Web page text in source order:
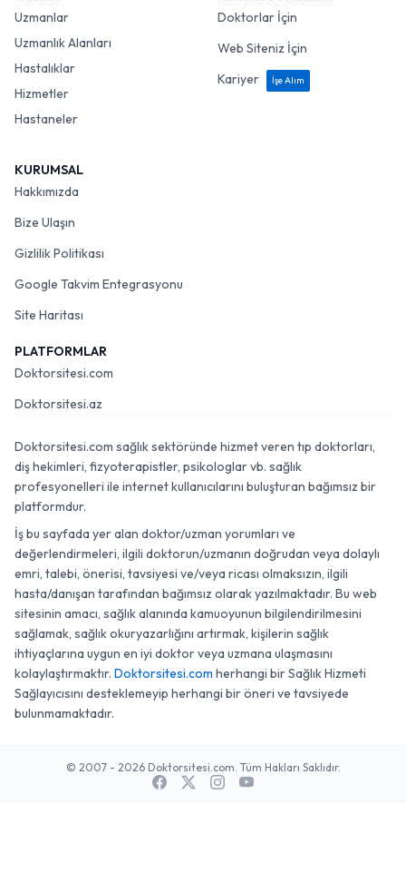
Uzmanlar
Uzmanlık Alanları
Hastalıklar
Hizmetler
Hastaneler
Doktorlar İçin
Web Siteniz İçin
Kariyer
İşe Alım
KURUMSAL
Hakkımızda
Bize Ulaşın
Gizlilik Politikası
Google Takvim Entegrasyonu
Site Haritası
PLATFORMLAR
Doktorsitesi.com
Doktorsitesi.az
Doktorsitesi.com sağlık sektöründe hizmet veren tıp doktorları,
diş hekimleri, fizyoterapistler, psikologlar vb. sağlık
profesyonelleri ile internet kullanıcılarını buluşturan bağımsız bir
platformdur.
İş bu sayfada yer alan doktor/uzman yorumları ve
değerlendirmeleri, ilgili doktorun/uzmanın doğrudan veya dolaylı
emri, talebi, önerisi, tavsiyesi ve/veya ricası olmaksızın, ilgili
hasta/danışan tarafından bağımsız olarak yazılmaktadır. Bu web
sitesinin amacı, sağlık alanında kamuoyunun bilgilendirilmesini
sağlamak, sağlık okuryazarlığını artırmak, kişilerin sağlık
ihtiyaçlarına uygun en iyi doktor veya uzmana ulaşmasını
kolaylaştırmaktır. Doktorsitesi.com herhangi bir Sağlık Hizmeti
Sağlayıcısını desteklemeyip herhangi bir öneri ve tavsiyede
bulunmamaktadır.
© 2007 - 2026 Doktorsitesi.com. Tüm Hakları Saklıdır.